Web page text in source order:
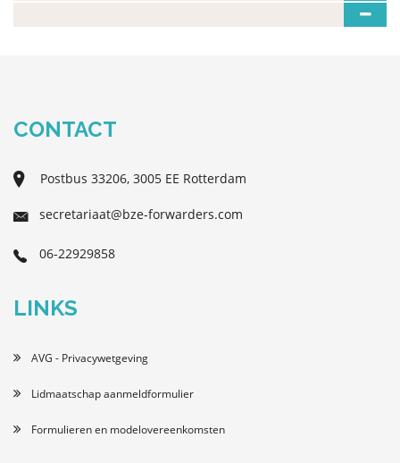
CONTACT
Postbus 33206, 3005 EE Rotterdam
secretariaat@bze-forwarders.com
06-22929858
LINKS
AVG - Privacywetgeving
Lidmaatschap aanmeldformulier
Formulieren en modelovereenkomsten